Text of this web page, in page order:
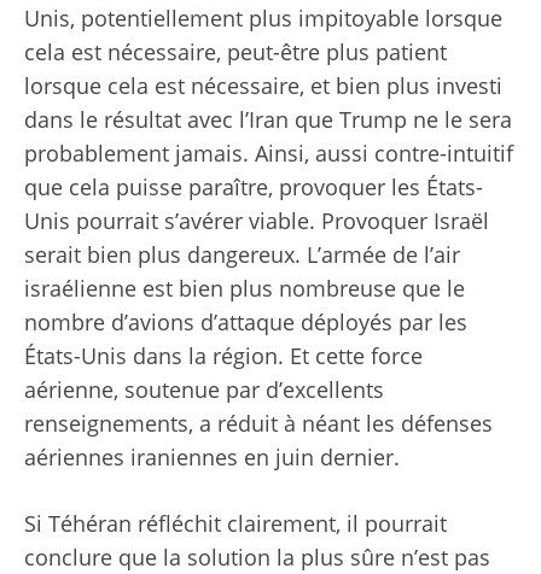
Unis, potentiellement plus impitoyable lorsque
cela est nécessaire, peut-être plus patient
lorsque cela est nécessaire, et bien plus investi
dans le résultat avec l’Iran que Trump ne le sera
probablement jamais. Ainsi, aussi contre-intuitif
que cela puisse paraître, provoquer les États-
Unis pourrait s’avérer viable. Provoquer Israël
serait bien plus dangereux. L’armée de l’air
israélienne est bien plus nombreuse que le
nombre d’avions d’attaque déployés par les
États-Unis dans la région. Et cette force
aérienne, soutenue par d’excellents
renseignements, a réduit à néant les défenses
aériennes iraniennes en juin dernier.
Si Téhéran réfléchit clairement, il pourrait
conclure que la solution la plus sûre n’est pas